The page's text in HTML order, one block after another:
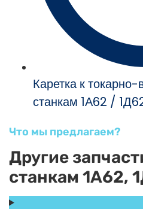
Каретка к
станкам 1А62 /
Что мы предлагаем?
Другие
станкам 1А62,